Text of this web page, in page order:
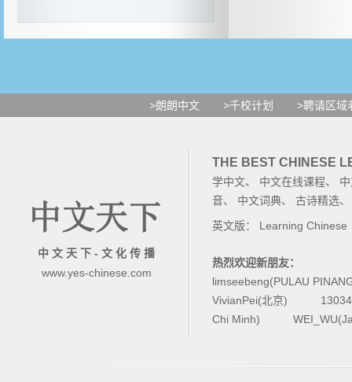
>朗朗中文 >千校计划 >聘请区域
中 文 天 下 - 文 化 传 播
www.yes-chinese.com
THE BEST CHINESE
学中文、 中文在线课程、
音、 中文词典、 古诗精选
英文版： Learning Chinese
热烈欢迎新朋友：
limseebeng(PULAU
VivianPei(北京)
Chi Minh)